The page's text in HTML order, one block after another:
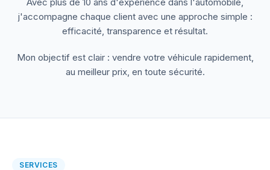
j'accompagne chaque client avec une approche simple :
efficacité, transparence et résultat.
Mon objectif est clair : vendre votre véhicule rapidement,
au meilleur prix, en toute sécurité.
SERVICES